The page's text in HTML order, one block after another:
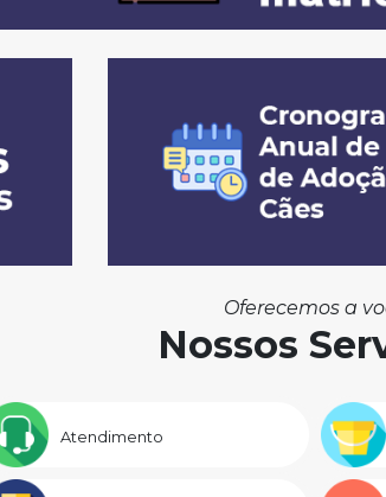
Oferecemos a
Nossos
Atendimento